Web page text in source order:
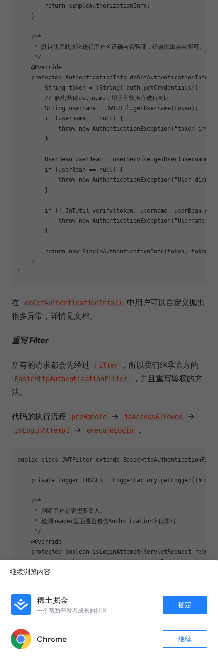
return simpleAuthorizationInfo;
    }
/**
     * 默认使用此方法进行用户名正确与否验证，错误抛出异常即可。
     */
@Override
protected
AuthenticationInfo doGetAuthenticationInfo
        String token = (String) auth.getCredentials();
// 解密获得username，用于和数据库进行对比
        String username = JWTUtil.getUsername(token);
if (username == null ) {
throw new AuthenticationException( "token
        }
        UserBean userBean = userService.getUser(username);
if (userBean == null ) {
throw new AuthenticationException( "User didn't
        }
if (! JWTUtil.verify(token, username,
throw new AuthenticationException( "Username
        }
return new SimpleAuthenticationInfo(token, token,
    }
在 doGetAuthenticationInfo()
中用户可以自定义抛出
很多异常，详情见文档。
重写 Filter
所有的请求都会先经过 Filter ，所以我们继承官方的
BasicHttpAuthenticationFilter
，并且重写鉴权的方
法。
代码的执行流程 preHandle -> isAccessAllowed ->
isLoginAttempt -> executeLogin 。
public class JWTFilter extends
private Logger LOGGER = LoggerFactory.getLogger( this
/**
     * 判断用户是否想要登入。
     * 检测header里面是否包含Authorization字段即可
     */
@Override
protected
boolean isLoginAttempt (ServletRequest
HttpServletRequest req = (HttpServletRequest)
        String authorization = req.getHeader(
return authorization != null;
    }
     */
@Override
219
继续浏览内容
稀土掘金
一个帮助开发者成长的社区
确定
Chrome 继续